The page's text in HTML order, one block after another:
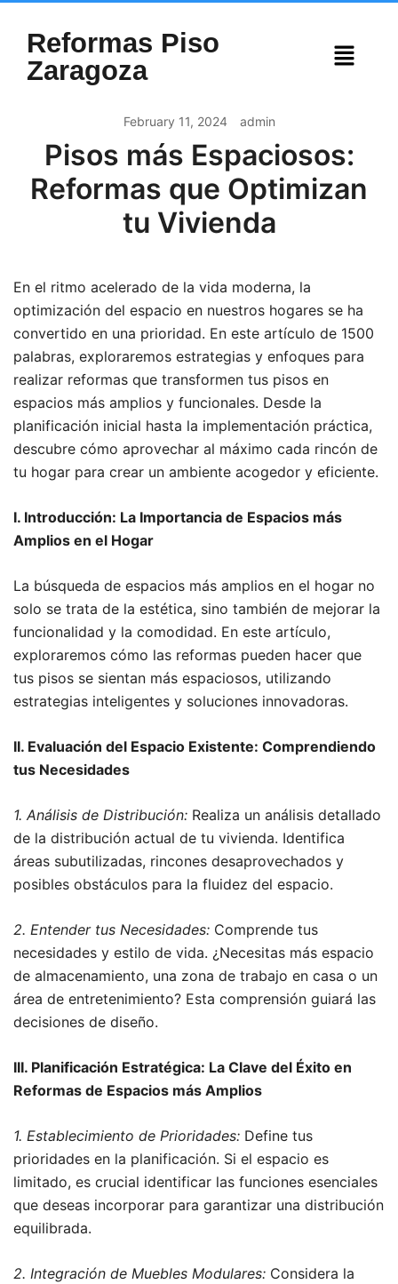
Reformas Piso
Zaragoza
February 11, 2024 admin
Pisos más Espaciosos:
Reformas que Optimizan
tu Vivienda
En el ritmo acelerado de la vida moderna, la
optimización del espacio en nuestros hogares se ha
convertido en una prioridad. En este artículo de 1500
palabras, exploraremos estrategias y enfoques para
realizar reformas que transformen tus pisos en
espacios más amplios y funcionales. Desde la
planificación inicial hasta la implementación práctica,
descubre cómo aprovechar al máximo cada rincón de
tu hogar para crear un ambiente acogedor y eficiente.
I. Introducción: La Importancia de Espacios más
Amplios en el Hogar
La búsqueda de espacios más amplios en el hogar no
solo se trata de la estética, sino también de mejorar la
funcionalidad y la comodidad. En este artículo,
exploraremos cómo las reformas pueden hacer que
tus pisos se sientan más espaciosos, utilizando
estrategias inteligentes y soluciones innovadoras.
II. Evaluación del Espacio Existente: Comprendiendo
tus Necesidades
1. Análisis de Distribución: Realiza un análisis detallado
de la distribución actual de tu vivienda. Identifica
áreas subutilizadas, rincones desaprovechados y
posibles obstáculos para la fluidez del espacio.
2. Entender tus Necesidades: Comprende tus
necesidades y estilo de vida. ¿Necesitas más espacio
de almacenamiento, una zona de trabajo en casa o un
área de entretenimiento? Esta comprensión guiará las
decisiones de diseño.
III. Planificación Estratégica: La Clave del Éxito en
Reformas de Espacios más Amplios
1. Establecimiento de Prioridades: Define tus
prioridades en la planificación. Si el espacio es
limitado, es crucial identificar las funciones esenciales
que deseas incorporar para garantizar una distribución
equilibrada.
2. Integración de Muebles Modulares: Considera la